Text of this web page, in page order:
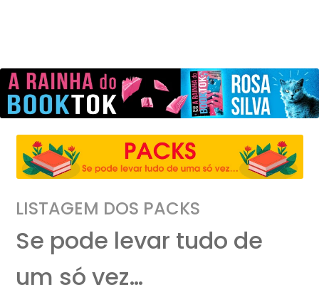
LISTAGEM DOS PACKS
Se pode levar tudo de
um só vez…